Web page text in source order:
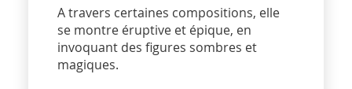
A travers certaines compositions, elle
se montre éruptive et épique, en
invoquant des figures sombres et
magiques.